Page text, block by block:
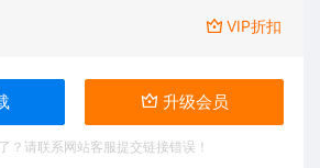
VIP折扣
升级会员
？请联系网站客服提交链接错误！